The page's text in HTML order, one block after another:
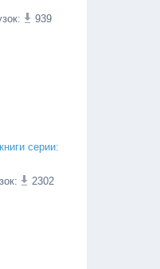
939
серии:
2302